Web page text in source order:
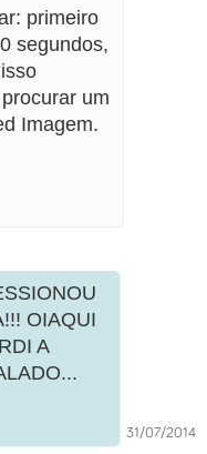
primeiro
segundos,
um
Imagem.
OIAQUI
A
31/07/2014